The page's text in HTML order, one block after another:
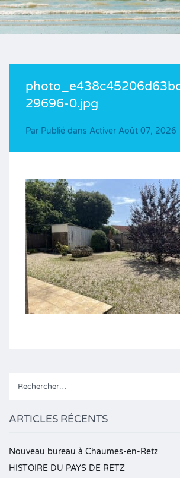
29696-0.jpg
Par Publié dans Activer Août 07, 2026
ARTICLES RÉCENTS
Nouveau bureau à Chaumes-en-Retz
HISTOIRE DU PAYS DE RETZ